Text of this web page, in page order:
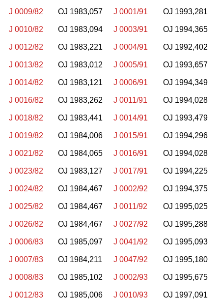
J 0009/82 OJ 1983,057 J 0001/91 OJ 1993,281
J 0010/82 OJ 1983,094 J 0003/91 OJ 1994,365
J 0012/82 OJ 1983,221 J 0004/91 OJ 1992,402
J 0013/82 OJ 1983,012 J 0005/91 OJ 1993,657
J 0014/82 OJ 1983,121 J 0006/91 OJ 1994,349
J 0016/82 OJ 1983,262 J 0011/91 OJ 1994,028
J 0018/82 OJ 1983,441 J 0014/91 OJ 1993,479
J 0019/82 OJ 1984,006 J 0015/91 OJ 1994,296
J 0021/82 OJ 1984,065 J 0016/91 OJ 1994,028
J 0023/82 OJ 1983,127 J 0017/91 OJ 1994,225
J 0024/82 OJ 1984,467 J 0002/92 OJ 1994,375
J 0025/82 OJ 1984,467 J 0011/92 OJ 1995,025
J 0026/82 OJ 1984,467 J 0027/92 OJ 1995,288
J 0006/83 OJ 1985,097 J 0041/92 OJ 1995,093
J 0007/83 OJ 1984,211 J 0047/92 OJ 1995,180
J 0008/83 OJ 1985,102 J 0002/93 OJ 1995,675
J 0012/83 OJ 1985,006 J 0010/93 OJ 1997,091